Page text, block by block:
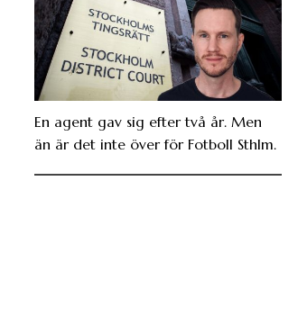
En agent gav sig efter två år. Men
än är det inte över för Fotboll Sthlm.